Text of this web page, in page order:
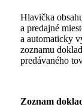
Hlavička
a predajné
a automaticky
zoznamu
predávaného
Zoznam